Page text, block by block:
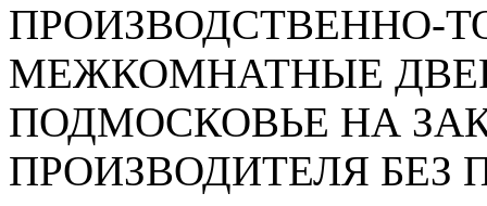
ПРОИЗВОДСТВЕННО-
МЕЖКОМНАТНЫЕ
ПОДМОСКОВЬЕ НА
ПРОИЗВОДИТЕЛЯ БЕЗ